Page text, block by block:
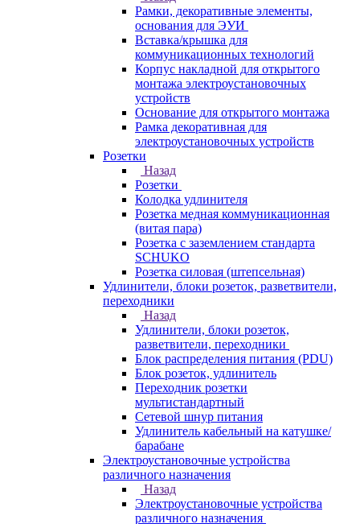
Рамки, декоративные элементы,
основания для ЭУИ
Вставка/крышка для
коммуникационных технологий
Корпус накладной для открытого
монтажа электроустановочных
устройств
Основание для открытого монтажа
Рамка декоративная для
электроустановочных устройств
Розетки
Назад
Розетки
Колодка удлинителя
Розетка медная коммуникационная
(витая пара)
Розетка с заземлением стандарта
SCHUKO
Розетка силовая (штепсельная)
Удлинители, блоки розеток, разветвители,
переходники
Назад
Удлинители, блоки розеток,
разветвители, переходники
Блок распределения питания (PDU)
Блок розеток, удлинитель
Переходник розетки
мультистандартный
Сетевой шнур питания
Удлинитель кабельный на катушке/
барабане
Электроустановочные устройства
различного назначения
Назад
Электроустановочные устройства
различного назначения